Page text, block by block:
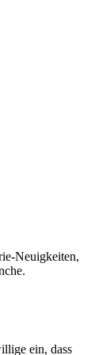
Neuigkeiten,
ein, dass